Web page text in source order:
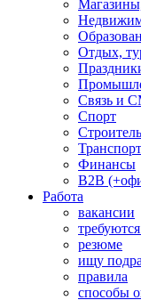
Отдых,
Связь и
Спорт
Транспорт
Финансы
B2B
Работа
вакансии
резюме
ищу
правила
способы